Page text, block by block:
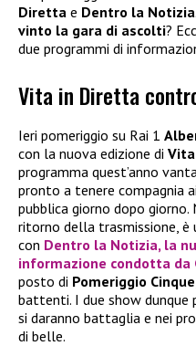
Diretta e Dentro la Notizia
vinto la gara di ascolti?
due programmi di
Vita in Diretta
Ieri pomeriggio su Rai 1
con la nuova edizione di
programma quest’anno
pronto a tenere compagnia
pubblica giorno dopo
ritorno della trasmissione,
con Dentro la Notizia, la
informazione condotta da
posto di Pomeriggio Cinque
battenti. I due show
si daranno battaglia e nei
di belle.